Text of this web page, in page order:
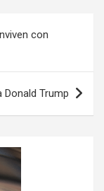
con
Trump